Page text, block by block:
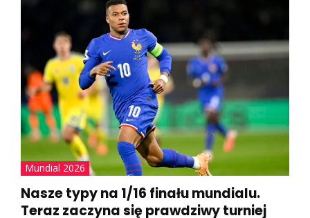
Mundial 2026
Nasze typy na 1/16 finału mundialu.
Teraz zaczyna się prawdziwy turniej